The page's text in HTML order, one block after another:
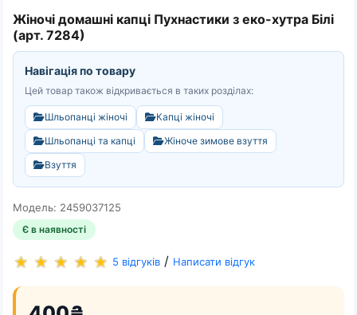
Жіночі домашні капці Пухнастики з еко-хутра Білі
(арт. 7284)
Навігація по товару
Цей товар також відкривається в таких розділах:
Шльопанці жіночі
Капці жіночі
Шльопанці та капці
Жіноче зимове взуття
Взуття
Модель: 2459037125
Є в наявності
5 відгуків / Написати відгук